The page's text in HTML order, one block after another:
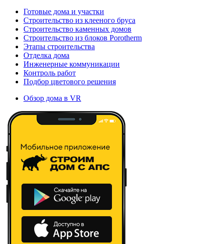
Готовые дома и участки
Строительство из клееного бруса
Строительство каменных домов
Строительство из блоков Porotherm
Этапы строительства
Отделка дома
Инженерные коммуникации
Контроль работ
Подбор цветового решения
Обзор дома в VR